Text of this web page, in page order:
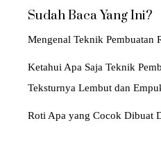
Sudah Baca Yang Ini?
Mengenal Teknik Pembuatan
Ketahui Apa Saja Teknik
Teksturnya Lembut dan
Roti Apa yang Cocok Dibuat